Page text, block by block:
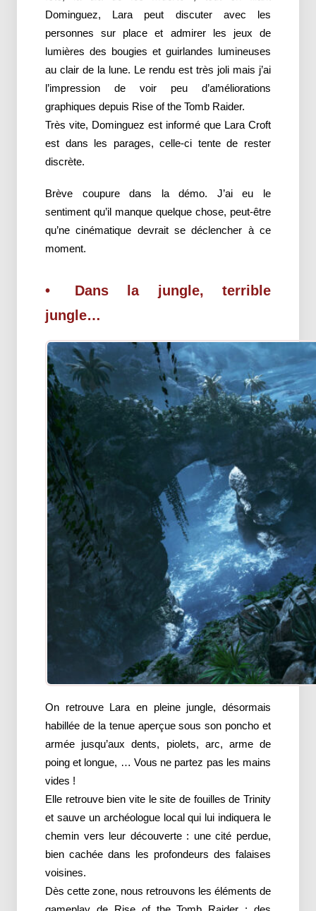
Dominguez, Lara peut discuter avec les
personnes sur place et admirer les jeux de
lumières des bougies et guirlandes lumineuses
au clair de la lune. Le rendu est très joli mais j’ai
l’impression de voir peu d’améliorations
graphiques depuis Rise of the Tomb Raider.
Très vite, Dominguez est informé que Lara Croft
est dans les parages, celle-ci tente de rester
discrète.
Brève coupure dans la démo. J’ai eu le
sentiment qu’il manque quelque chose, peut-être
qu’ne cinématique devrait se déclencher à ce
moment.
Dans la jungle, terrible
jungle…
On retrouve Lara en pleine jungle, désormais
habillée de la tenue aperçue sous son poncho et
armée jusqu’aux dents, piolets, arc, arme de
poing et longue, … Vous ne partez pas les mains
vides !
Elle retrouve bien vite le site de fouilles de Trinity
et sauve un archéologue local qui lui indiquera le
chemin vers leur découverte : une cité perdue,
bien cachée dans les profondeurs des falaises
voisines.
Dès cette zone, nous retrouvons les éléments de